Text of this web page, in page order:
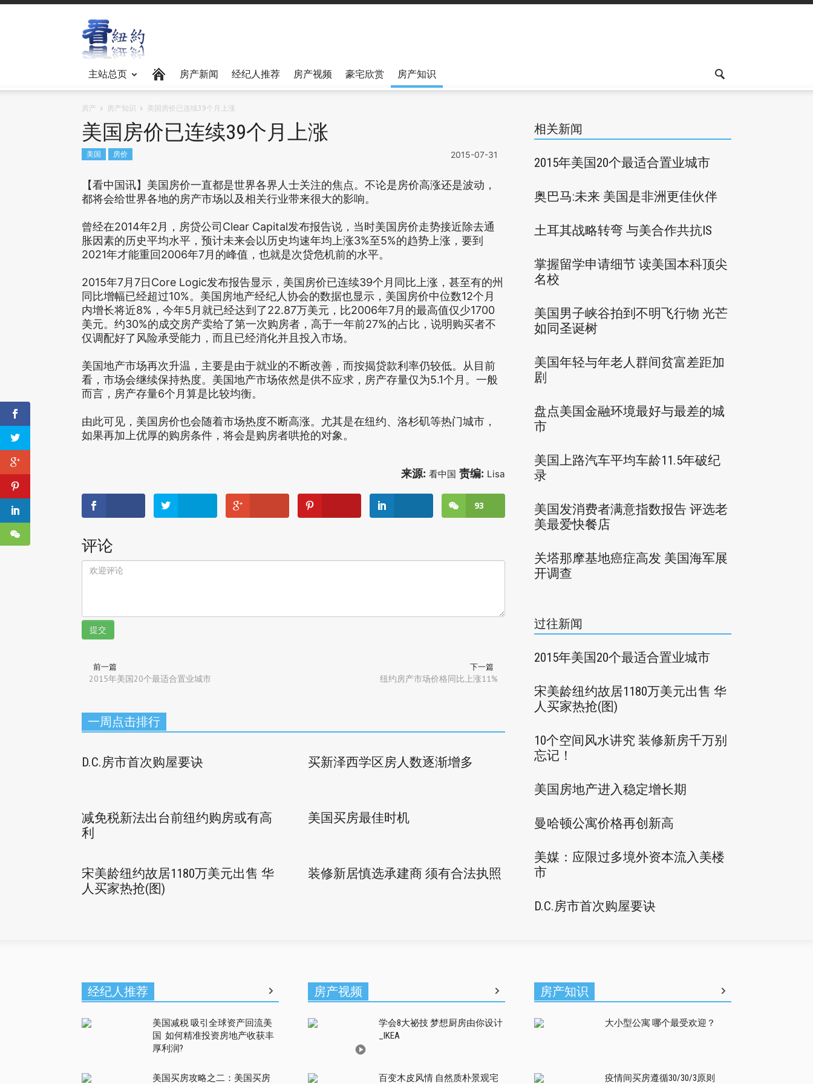
主站总页 房产新闻 经纪人推荐 房产视频 豪宅欣赏 房产知识
房产 房产知识 美国房价已连续39个月上涨
美国房价已连续39个月上涨
2015-07-31
美国 房价
【看中国讯】美国房价一直都是世界各界人士关注的焦点。不论是房价高涨还是波动，
都将会给世界各地的房产市场以及相关行业带来很大的影响。
曾经在2014年2月，房贷公司Clear Capital发布报告说，当时美国房价走势接近除去通
胀因素的历史平均水平，预计未来会以历史均速年均上涨3%至5%的趋势上涨，要到
2021年才能重回2006年7月的峰值，也就是次贷危机前的水平。
2015年7月7日Core Logic发布报告显示，美国房价已连续39个月同比上涨，甚至有的州
同比增幅已经超过10%。美国房地产经纪人协会的数据也显示，美国房价中位数12个月
内增长将近8%，今年5月就已经达到了22.87万美元，比2006年7月的最高值仅少1700
美元。约30%的成交房产卖给了第一次购房者，高于一年前27%的占比，说明购买者不
仅调配好了风险承受能力，而且已经消化并且投入市场。
美国地产市场再次升温，主要是由于就业的不断改善，而按揭贷款利率仍较低。从目前
看，市场会继续保持热度。美国地产市场依然是供不应求，房产存量仅为5.1个月。一般
而言，房产存量6个月算是比较均衡。
由此可见，美国房价也会随着市场热度不断高涨。尤其是在纽约、洛杉矶等热门城市，
如果再加上优厚的购房条件，将会是购房者哄抢的对象。
来源: 看中国 责编: Lisa
93
评论
提交
前一篇
2015年美国20个最适合置业城市
下一篇
纽约房产市场价格同比上涨11%
一周点击排行
D.C.房市首次购屋要诀 买新泽西学区房人数逐渐增多
减免税新法出台前纽约购房或有高
利
美国买房最佳时机
宋美龄纽约故居1180万美元出售 华
人买家热抢(图)
装修新居慎选承建商 须有合法执照
相关新闻
2015年美国20个最适合置业城市
奥巴马:未来 美国是非洲更佳伙伴
土耳其战略转弯 与美合作共抗IS
掌握留学申请细节 读美国本科顶尖
名校
美国男子峡谷拍到不明飞行物 光芒
如同圣诞树
美国年轻与年老人群间贫富差距加
剧
盘点美国金融环境最好与最差的城
市
美国上路汽车平均车龄11.5年破纪
录
美国发消费者满意指数报告 评选老
美最爱快餐店
关塔那摩基地癌症高发 美国海军展
开调查
过往新闻
2015年美国20个最适合置业城市
宋美龄纽约故居1180万美元出售 华
人买家热抢(图)
10个空间风水讲究 装修新房千万别
忘记！
美国房地产进入稳定增长期
曼哈顿公寓价格再创新高
美媒：应限过多境外资本流入美楼
市
D.C.房市首次购屋要诀
经纪人推荐
美国减税 吸引全球资产回流美
国 如何精准投资房地产收获丰
厚利润?
美国买房攻略之二：美国买房
房产视频
学会8大祕技 梦想厨房由你设计
_IKEA
百变木皮风情 自然质朴景观宅
房产知识
大小型公寓 哪个最受欢迎？
疫情间买房遵循30/30/3原则